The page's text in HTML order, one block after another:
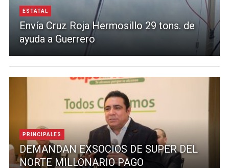
ESTATAL
Envía Cruz Roja Hermosillo 29 tons. de
ayuda a Guerrero
PRINCIPALES
DEMANDAN EXSOCIOS DE SUPER DEL
NORTE MILLONARIO PAGO